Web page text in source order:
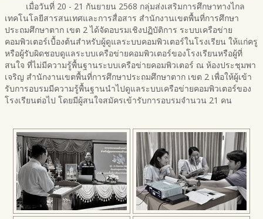
เมื่อวันที่ 20 - 21 กันยายน 2568 กลุ่มส่งเสริมการศึกษาทางไกล
เทคโนโลยีสารสนเทศและการสื่อสาร สำนักงานเขตพื้นที่การศึกษา
ประถมศึกษาตาก เขต 2 ได้จัดอบรมเชิงปฏิบัติการ ระบบเครือข่าย
คอมพิวเตอร์เบื้องต้นสำหรับผู้ดูแลระบบคอมพิวเตอร์ในโรงเรียน ให้แก่ครู
หรือผู้รับผิดชอบดูแลระบบเครือข่ายคอมพิวเตอร์ของโรงเรียนหรือผู้ที่
สนใจ ที่ไม่มีความรู้พื้นฐานระบบเครือข่ายคอมพิวเตอร์ ณ ห้องประชุมพา
เจริญ สำนักงานเขตพื้นที่การศึกษาประถมศึกษาตาก เขต 2 เพื่อให้ผู้เข้า
รับการอบรมมีความรู้พื้นฐานนำไปดูแลระบบเครือข่ายคอมพิวเตอร์ของ
โรงเรียนต่อไป โดยมีผู้สนใจสมัครเข้ารับการอบรมจำนวน 21 คน